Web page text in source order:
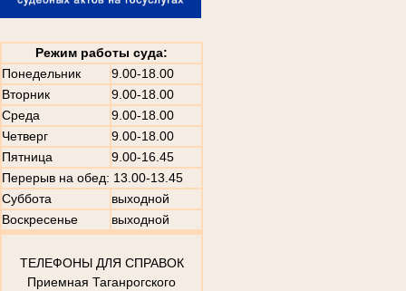
Режим работы суда:
Понедельник
9.00-18.00
Вторник
9.00-18.00
Среда
9.00-18.00
Четверг
9.00-18.00
Пятница
9.00-16.45
Перерыв на обед: 13.00-13.45
Суббота
выходной
Воскресенье
выходной
ТЕЛЕФОНЫ ДЛЯ СПРАВОК
Приемная Таганрогского